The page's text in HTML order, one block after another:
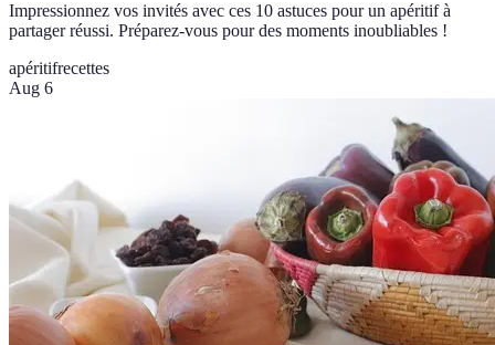
Impressionnez vos invités avec ces 10 astuces pour un apéritif à
partager réussi. Préparez-vous pour des moments inoubliables !
apéritifrecettes
Aug 6